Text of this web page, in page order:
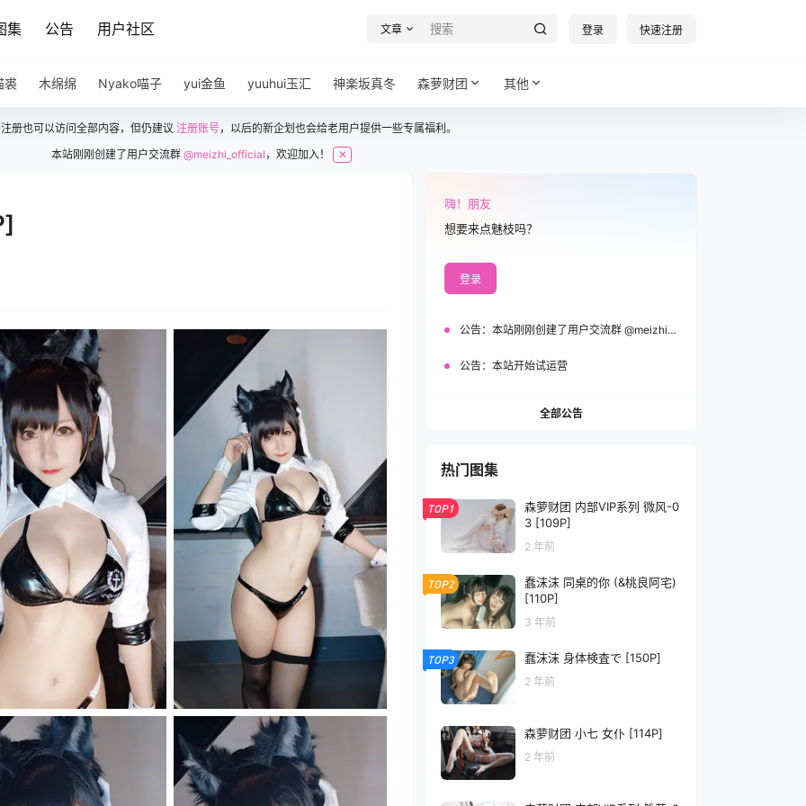
集 公告 用户社区 文章 登录 快速注册
裘 木绵绵 Nyako喵子 yui金鱼 yuuhui玉汇 神楽坂真冬 森萝财团 其他
册也可以访问全部内容，但仍建议 注册账号，以后的新企划也会给老用户提供一些专属福利。
本站刚刚创建了用户交流群@meizhi_official ，欢迎加入！ ✕
嗨！朋友
想要来点魅枝吗？
登录
公告： 本站刚刚创建了用户交流群 @meizhi_official，欢迎加入！
公告： 本站开始试运营
全部公告
热门图集
TOP1
森萝财团 内部VIP系列 微风-0
3 [109P]
2 年前
TOP2
蠢沫沫 同桌的你 (&桃良阿宅)
[110P]
3 年前
TOP3 蠢沫沫 身体検査で [150P]
2 年前
森萝财团 小七 女仆 [114P]
2 年前